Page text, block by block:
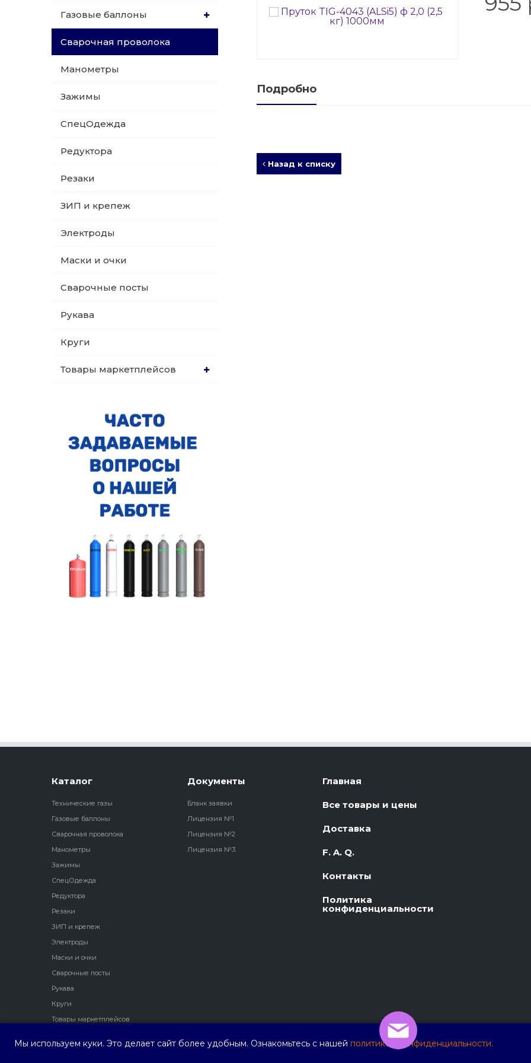
Обслуживание баллонов
Пропановые баллоны
Углекислотные баллоны
015 Резаки
009 ЗИП и крепеж
018 Электроды
Газовые баллоны
Сварочная проволока
Манометры
Зажимы
СпецОдежда
Редуктора
Резаки
ЗИП и крепеж
Электроды
Маски и очки
Сварочные посты
Рукава
Круги
Товары маркетплейсов
Подробно
Назад к списку
Каталог
Технические газы
Газовые баллоны
Сварочная проволока
Манометры
Зажимы
СпецОдежда
Редуктора
Резаки
ЗИП и крепеж
Электроды
Маски и очки
Сварочные посты
Рукава
Круги
Товары маркетплейсов
Документы
Бланк заявки
Лицензия №1
Лицензия №2
Лицензия №3
Главная
Все товары и цены
Доставка
F. A. Q.
Контакты
Политика
конфиденциальности
Мы используем куки. Это делает сайт более удобным. Ознакомьтесь с нашей политикой конфиденциальности.